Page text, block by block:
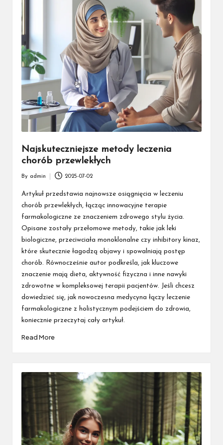
Najskuteczniejsze metody leczenia
chorób przewlekłych
by
By admin 2025-07-02
Artykuł przedstawia najnowsze osiągnięcia w leczeniu
chorób przewlekłych, łącząc innowacyjne terapie
farmakologiczne ze znaczeniem zdrowego stylu życia.
Opisane zostały przełomowe metody, takie jak leki
biologiczne, przeciwciała monoklonalne czy inhibitory kinaz,
które skutecznie łagodzą objawy i spowalniają postęp
chorób. Równocześnie autor podkreśla, jak kluczowe
znaczenie mają dieta, aktywność fizyczna i inne nawyki
zdrowotne w kompleksowej terapii pacjentów. Jeśli chcesz
dowiedzieć się, jak nowoczesna medycyna łączy leczenie
farmakologiczne z holistycznym podejściem do zdrowia,
koniecznie przeczytaj cały artykuł.
Read More